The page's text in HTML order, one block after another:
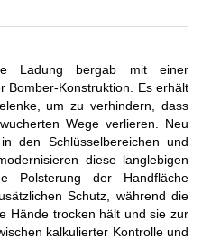
Ladung bergab mit einer
Bomber-Konstruktion. Es erhält
um zu verhindern, dass
Wege verlieren. Neu
den Schlüsselbereichen und
diese langlebigen
Polsterung der Handfläche
Schutz, während die
Hände trocken hält und sie zur
kalkulierter Kontrolle und